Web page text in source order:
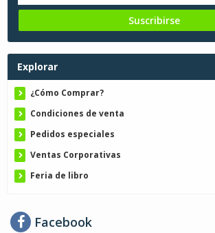
Explorar
¿Cómo Comprar?
Condiciones de venta
Pedidos especiales
Ventas Corporativas
Feria de libro
Facebook